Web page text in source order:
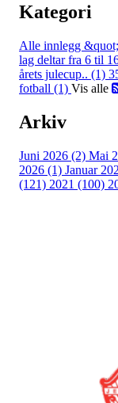
Kategori
Alle innlegg
lag deltar fra 6 til
årets julecup.. (1)
fotball (1) Vis alle
Arkiv
Juni 2026 (2) Mai
2026 (1) Januar
(121) 2021 (100)